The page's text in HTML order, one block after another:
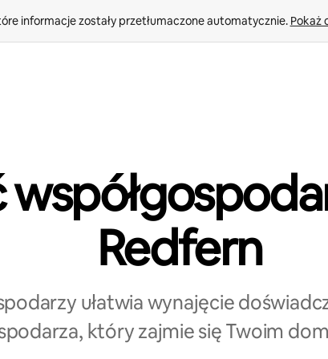
informacje zostały przetłumaczone automatycznie. Pokaż
Redfern
ułatwia wynajęcie
który zajmie się Twoim